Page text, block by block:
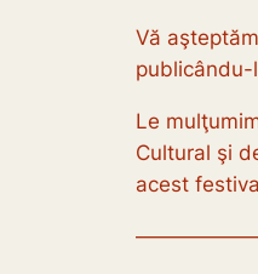
Vă
publicându-
Le
Cultural şi
acest